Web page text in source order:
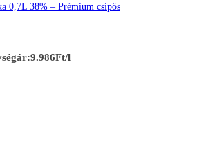
0,7L 38% – Prémium csípős
l